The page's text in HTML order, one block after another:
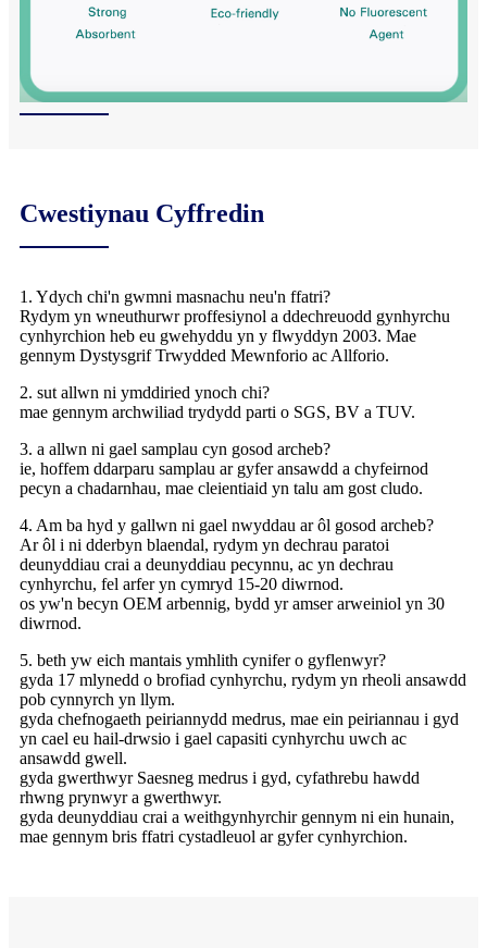
Cwestiynau Cyffredin
1. Ydych chi'n gwmni masnachu neu'n ffatri?
Rydym yn wneuthurwr proffesiynol a ddechreuodd gynhyrchu
cynhyrchion heb eu gwehyddu yn y flwyddyn 2003. Mae
gennym Dystysgrif Trwydded Mewnforio ac Allforio.
2. sut allwn ni ymddiried ynoch chi?
mae gennym archwiliad trydydd parti o SGS, BV a TUV.
3. a allwn ni gael samplau cyn gosod archeb?
ie, hoffem ddarparu samplau ar gyfer ansawdd a chyfeirnod
pecyn a chadarnhau, mae cleientiaid yn talu am gost cludo.
4. Am ba hyd y gallwn ni gael nwyddau ar ôl gosod archeb?
Ar ôl i ni dderbyn blaendal, rydym yn dechrau paratoi
deunyddiau crai a deunyddiau pecynnu, ac yn dechrau
cynhyrchu, fel arfer yn cymryd 15-20 diwrnod.
os yw'n becyn OEM arbennig, bydd yr amser arweiniol yn 30
diwrnod.
5. beth yw eich mantais ymhlith cynifer o gyflenwyr?
gyda 17 mlynedd o brofiad cynhyrchu, rydym yn rheoli ansawdd
pob cynnyrch yn llym.
gyda chefnogaeth peiriannydd medrus, mae ein peiriannau i gyd
yn cael eu hail-drwsio i gael capasiti cynhyrchu uwch ac
ansawdd gwell.
gyda gwerthwyr Saesneg medrus i gyd, cyfathrebu hawdd
rhwng prynwyr a gwerthwyr.
gyda deunyddiau crai a weithgynhyrchir gennym ni ein hunain,
mae gennym bris ffatri cystadleuol ar gyfer cynhyrchion.